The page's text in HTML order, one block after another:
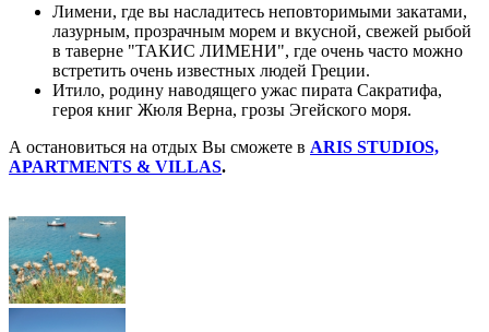
Лимени, где вы насладитесь неповторимыми закатами,
лазурным, прозрачным морем и вкусной, свежей рыбой
в таверне "ТАКИС ЛИМЕНИ", где очень часто можно
встретить очень известных людей Греции.
Итило, родину наводящего ужас пирата Сакратифа,
героя книг Жюля Верна, грозы Эгейского моря.
А остановиться на отдых Вы сможете в ARIS STUDIOS,
APARTMENTS & VILLAS.